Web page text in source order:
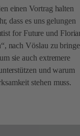
einen Vortrag halten
dass es uns gelungen
for Future und
nach Vöslau zu
sie auch extremere
und warum
stehen muss.